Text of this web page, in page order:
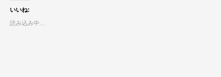
いいね:
読み込み中…